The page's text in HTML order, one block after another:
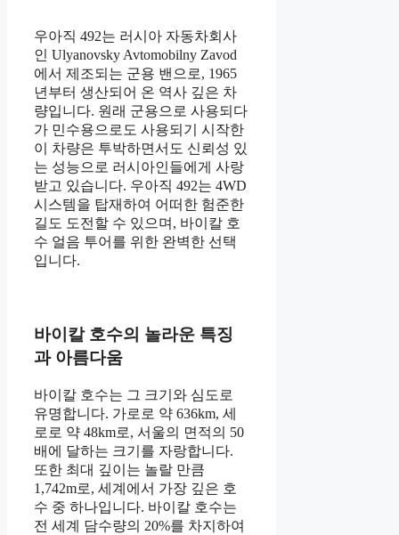
우아직 492는 러시아 자동차회사
인 Ulyanovsky Avtomobilny Zavod
에서 제조되는 군용 밴으로, 1965
년부터 생산되어 온 역사 깊은 차
량입니다. 원래 군용으로 사용되다
가 민수용으로도 사용되기 시작한
이 차량은 투박하면서도 신뢰성 있
는 성능으로 러시아인들에게 사랑
받고 있습니다. 우아직 492는 4WD
시스템을 탑재하여 어떠한 험준한
길도 도전할 수 있으며, 바이칼 호
수 얼음 투어를 위한 완벽한 선택
입니다.
바이칼 호수의 놀라운 특징
과 아름다움
바이칼 호수는 그 크기와 심도로
유명합니다. 가로로 약 636km, 세
로로 약 48km로, 서울의 면적의 50
배에 달하는 크기를 자랑합니다.
또한 최대 깊이는 놀랄 만큼
1,742m로, 세계에서 가장 깊은 호
수 중 하나입니다. 바이칼 호수는
전 세계 담수량의 20%를 차지하여